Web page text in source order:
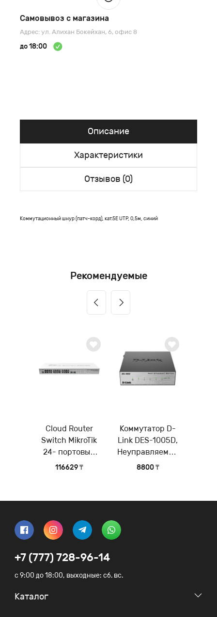
Самовывоз с магазина
Адрес: ул. Алихан Бокейхан, 6, офис 8
до 18:00
Описание
Характеристики
Отзывов (0)
Коммутационный шнур (патч-корд), кат.5Е UTP, 0,5м, синий
Рекомендуемые
Cloud Router
Switch MikroTik
24- портовый
управляемый
116629 ₸
Коммутатор D-
Link DES-1005D,
Неуправляемый
коммутатор с 5
8800 ₸
+7 (777) 728-96-14
c 9:00 до 18:00, выходные: сб. вс.
Каталог